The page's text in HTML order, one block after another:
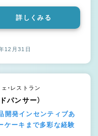
詳しくみる
12月31日
・レストラン
パンサー）
開発インセンティブあ
ケーキまで多彩な経験